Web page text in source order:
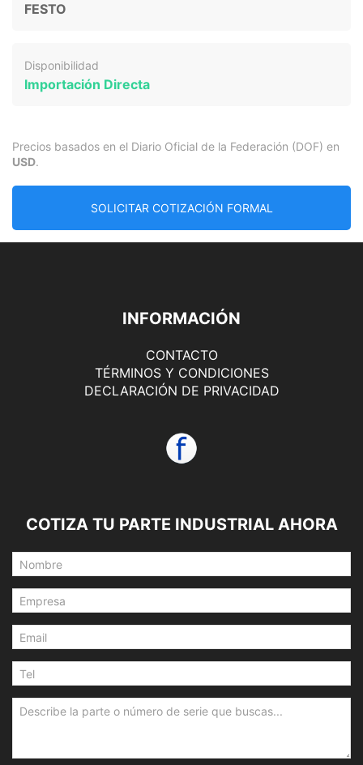
FESTO
Disponibilidad
Importación Directa
Precios basados en el Diario Oficial de la Federación (DOF) en
USD.
SOLICITAR COTIZACIÓN FORMAL
INFORMACIÓN
CONTACTO
TÉRMINOS Y CONDICIONES
DECLARACIÓN DE PRIVACIDAD
COTIZA TU PARTE INDUSTRIAL AHORA